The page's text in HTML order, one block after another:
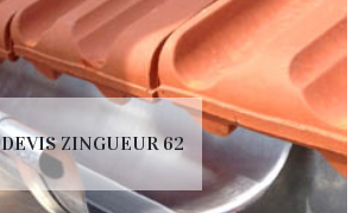
DEVIS ZINGUEUR 62